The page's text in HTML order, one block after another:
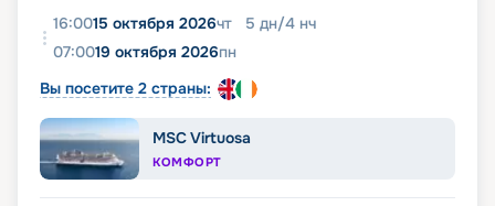
16:0015 октября 2026чт 5 дн/4 нч
07:0019 октября 2026пн
Вы посетите 2 страны:
MSC Virtuosa
КОМФОРТ